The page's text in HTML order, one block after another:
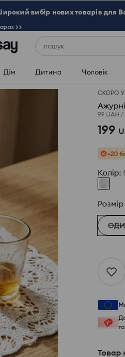
вибір нових товарів для
>>
пошук
Дім Дитина Чоловік
СКОРО
99 UAH /
199
+20
Колір:
Розмір
Товар